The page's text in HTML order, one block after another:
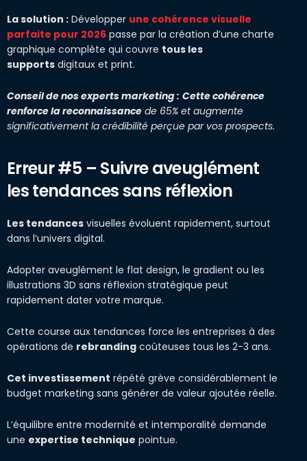
La solution : Développer une cohérence visuelle
parfaite pour 2026 passe par la création d’une charte
graphique complète qui couvre tous les
supports digitaux et print.
Conseil de nos experts marketing : Cette cohérence
renforce la reconnaissance de 65% et augmente
significativement la crédibilité perçue par vos prospects.
Erreur #5 – Suivre aveuglément
les tendances sans réflexion
Les tendances visuelles évoluent rapidement, surtout
dans l’univers digital.
Adopter aveuglément le flat design, le gradient ou les
illustrations 3D sans réflexion stratégique peut
rapidement dater votre marque.
Cette course aux tendances force les entreprises à des
opérations de rebranding coûteuses tous les 2-3 ans.
Cet investissement répété grève considérablement le
budget marketing sans générer de valeur ajoutée réelle.
L’équilibre entre modernité et intemporalité demande
une expertise technique pointue.